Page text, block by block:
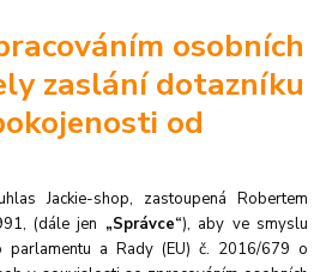
osobních
zaslání dotazníku
od
Jackie-shop, zastoupená Robertem
, (dále jen „Správce“), aby ve smyslu
parlamentu a Rady (EU) č. 2016/679 o